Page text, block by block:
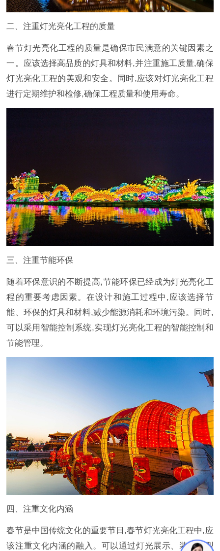
二、注重灯光亮化工程的质量
春节灯光亮化工程的质量是确保市民满意的关键因素之
一。应该选择高品质的灯具和材料,并注重施工质量,确保
灯光亮化工程的美观和安全。同时,应该对灯光亮化工程
进行定期维护和检修,确保工程质量和使用寿命。
三、注重节能环保
随着环保意识的不断提高,节能环保已经成为灯光亮化工
程的重要考虑因素。在设计和施工过程中,应该选择节
能、环保的灯具和材料,减少能源消耗和环境污染。同时,
可以采用智能控制系统,实现灯光亮化工程的智能控制和
节能管理。
四、注重文化内涵
春节是中国传统文化的重要节日,春节灯光亮化工程中,应
该注重文化内涵的融入。可以通过灯光展示、装饰造型